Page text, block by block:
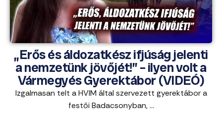
„Erős és áldozatkész ifjúság jelenti
a nemzetünk jövőjét!” – ilyen volt a
Vármegyés Gyerektábor (VIDEÓ)
Izgalmasan telt a HVIM által szervezett gyerektábor a
festői Badacsonyban, ...